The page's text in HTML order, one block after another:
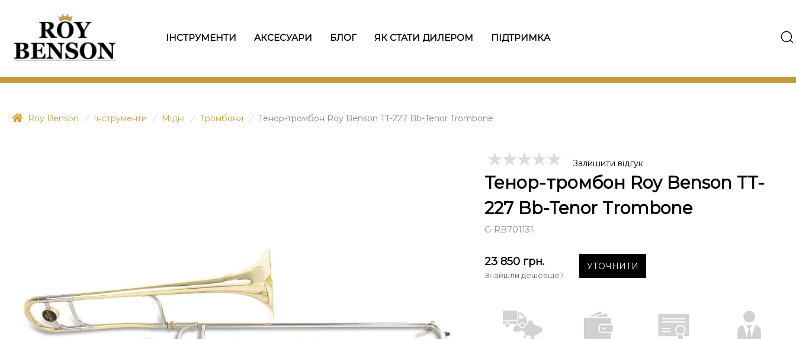
ІНСТРУМЕНТИ АКСЕСУАРИ БЛОГ ЯК СТАТИ ДИЛЕРОМ ПІДТРИМКА
Roy Benson / Інструменти / Мідні / Тромбони / Тенор-тромбон Roy Benson TT-227 Bb-Tenor Trombone
Залишити відгук
Тенор-тромбон Roy Benson TT-
227 Bb-Tenor Trombone
G-RB701131
23 850 грн.
Знайшли дешевше?
УТОЧНИТИ